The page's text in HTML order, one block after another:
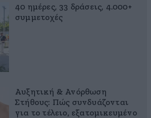
40 ημέρες, 33 δράσεις, 4.000+
συμμετοχές
Αυξητική & Ανόρθωση
Στήθους: Πώς συνδυάζονται
για το τέλειο, εξατομικευμένο